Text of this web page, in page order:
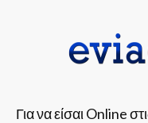
Για να είσαι Online